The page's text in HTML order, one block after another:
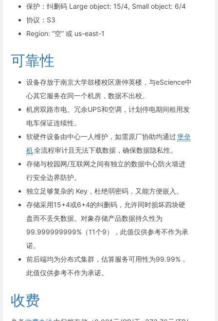
保护：纠删码 Large object: 15/4, Small object: 6/4
协议：S3
Region: “空” 或 us-east-1
可靠性
设备存放于南京大学鼓楼校区唐仲英楼，与eScience中
心其它服务在同一个机房，数据不出校。
机房双路市电、冗余UPS和空调，计划停电期间租用发
电车保证连续性。
软硬件设备由中心一人维护，如需原厂协助均通过堡垒
机全流程审计且无法下载数据，确保数据隐私性。
存储与校园网/互联网之间有独立的数据中心防火墙进
行安全边界防护。
独立足够复杂的 Key，杜绝弱密码，又能方便嵌入。
存储采用15+4或6+4的纠删码，允许同时损坏四块硬
盘而不丢失数据。对象存储产品数据持久性为
99.999999999%（11个9），此值仅供参考不作为承
诺。
前后端均为分布式集群，估算服务可用性为99.99%，
此值仅供参考不作为承诺。
收费